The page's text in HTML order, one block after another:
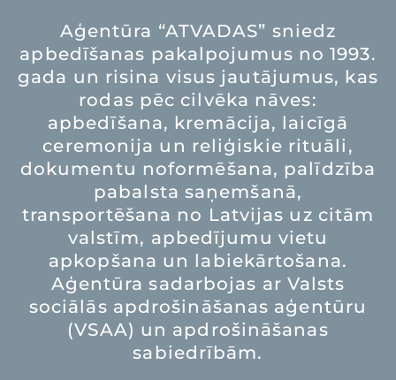
Aģentūra “ATVADAS” sniedz
apbedīšanas pakalpojumus no 1993.
gada un risina visus jautājumus, kas
rodas pēc cilvēka nāves:
apbedīšana, kremācija, laicīgā
ceremonija un reliģiskie rituāli,
dokumentu noformēšana, palīdzība
pabalsta saņemšanā,
transportēšana no Latvijas uz citām
valstīm, apbedījumu vietu
apkopšana un labiekārtošana.
Aģentūra sadarbojas ar Valsts
sociālās apdrošināšanas aģentūru
(VSAA) un apdrošināšanas
sabiedrībām.